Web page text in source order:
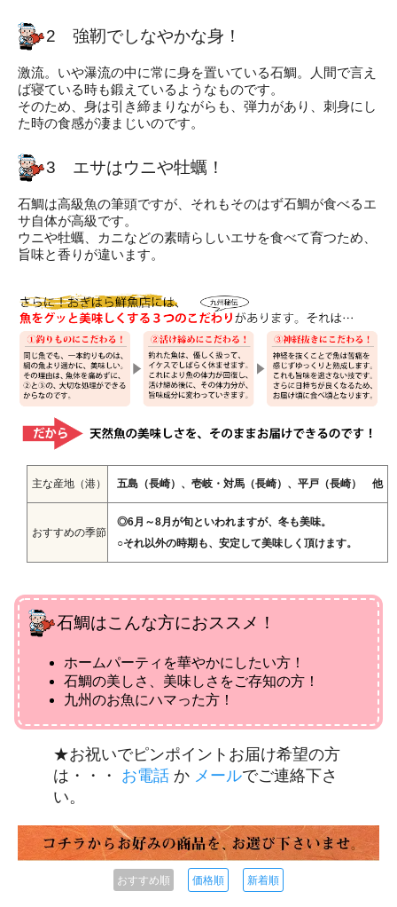
2 強靭でしなやかな身！
激流。いや瀑流の中に常に身を置いている石鯛。人間で言え
ば寝ている時も鍛えているようなものです。
そのため、身は引き締まりながらも、弾力があり、刺身にし
た時の食感が凄まじいのです。
3 エサはウニや牡蠣！
石鯛は高級魚の筆頭ですが、それもそのはず石鯛が食べるエ
サ自体が高級です。
ウニや牡蠣、カニなどの素晴らしいエサを食べて育つため、
旨味と香りが違います。
主な産地（港） 五島（長崎）、壱岐・対馬（長崎）、平戸（長崎） 他
おすすめの季節
◎6月～8月が旬といわれますが、冬も美味。
○それ以外の時期も、安定して美味しく頂けます。
石鯛はこんな方におススメ！
ホームパーティを華やかにしたい方！
石鯛の美しさ、美味しさをご存知の方！
九州のお魚にハマった方！
★お祝いでピンポイントお届け希望の方
は・・・ お電話か メールでご連絡下さ
い。
おすすめ順 価格順 新着順